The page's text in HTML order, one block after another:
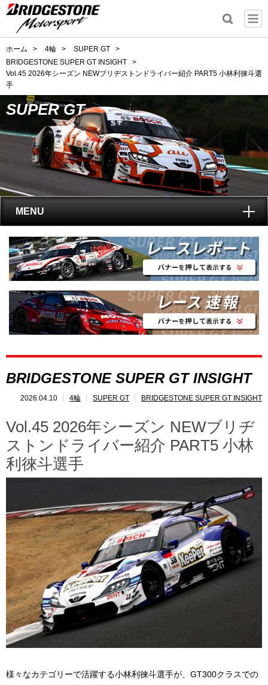
ホーム > 4輪 > SUPER GT
>
BRIDGESTONE SUPER GT INSIGHT
>
Vol.45 2026年シーズン NEWブリヂストンドライバー紹介 PART5 小林利徠斗選
手
SUPER GT
MENU
トップ
SUPER GTとは?
レポート
速報
レース開催スケジュール
SUPERGTINSIGHT
BRIDGESTONE SUPER GT INSIGHT
2026.04.10 4輪 SUPER GT BRIDGESTONE SUPER GT INSIGHT
Vol.45 2026年シーズン NEWブリヂ
ストンドライバー紹介 PART5 小林
利徠斗選手
様々なカテゴリーで活躍する小林利徠斗選手が、 GT300クラスでの